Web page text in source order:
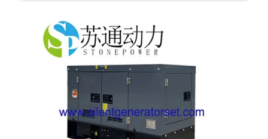
SITEMAP
PRIVACY